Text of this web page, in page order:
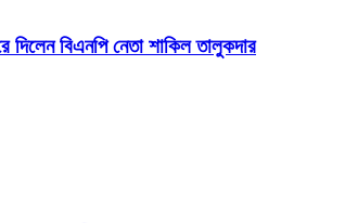
দিলেন বিএনপি নেতা শাকিল তালুকদার